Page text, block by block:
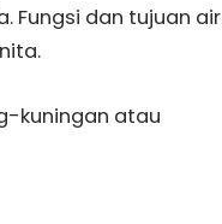
Fungsi dan tujuan air
kuningan atau